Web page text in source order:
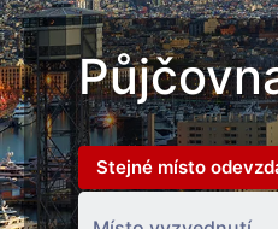
Stejné místo